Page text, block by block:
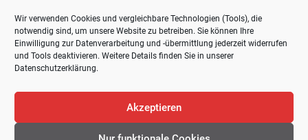
Wir verwenden Cookies und vergleichbare Technologien (Tools), die
notwendig sind, um unsere Website zu betreiben. Sie können Ihre
Einwilligung zur Datenverarbeitung und -übermittlung jederzeit widerrufen
und Tools deaktivieren. Weitere Details finden Sie in unserer
Datenschutzerklärung.
Akzeptieren